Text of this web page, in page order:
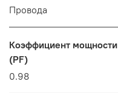
Провода
Коэффициент мощности
(PF)
0.98